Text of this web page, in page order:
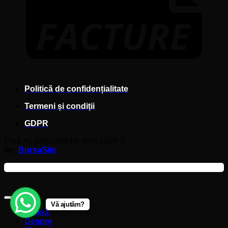
Politică de confidențialitate
Termeni și condiții
GDPR
BursaSite
Acasă
Despre
Vă ajutăm?